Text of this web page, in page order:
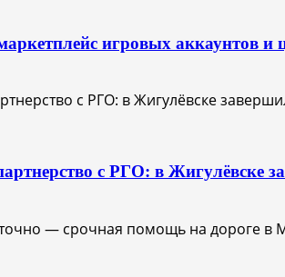
игровых аккаунтов и
с РГО: в